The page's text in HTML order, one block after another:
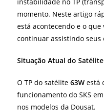
momento. Neste artigo
está acontecendo e o
continuar assistindo seus
Situação Atual do
O TP do satélite 63W está
funcionamento do SKS
nos modelos da Dousat.